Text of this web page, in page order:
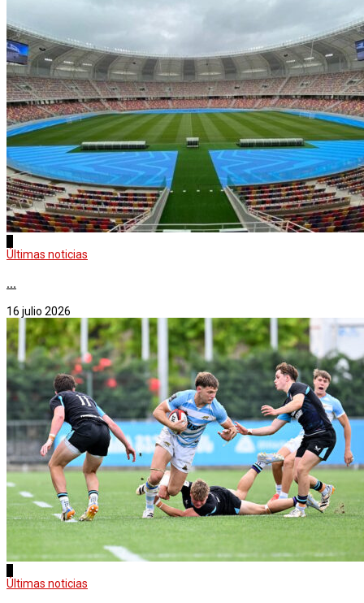
Últimas noticias
...
16 julio 2026
Últimas noticias